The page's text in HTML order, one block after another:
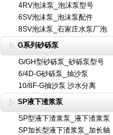
4RV泡沫泵_泡沫泵型号
6SV泡沫泵_泡沫泵配件
8SV泡沫泵_石家庄水泵厂泡
G系列砂砾泵
G/GH型砂砾泵_砂砾泵型号
6/4D-G砂砾泵_抽沙泵
10/8F-G抽沙泵 沙水分离
SP液下渣浆泵
SP型液下渣浆泵_液下渣浆泵
SP加长型液下渣浆泵_加长轴